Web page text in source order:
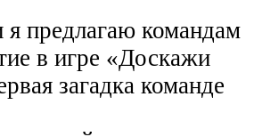
я предлагаю командам
в игре «Доскажи
загадка команде